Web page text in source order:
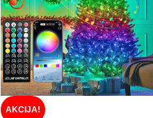
AKCIJA!